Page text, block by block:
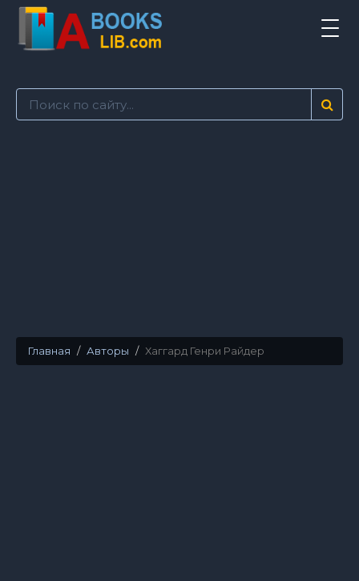
Главная Авторы Хаггард Генри Райдер